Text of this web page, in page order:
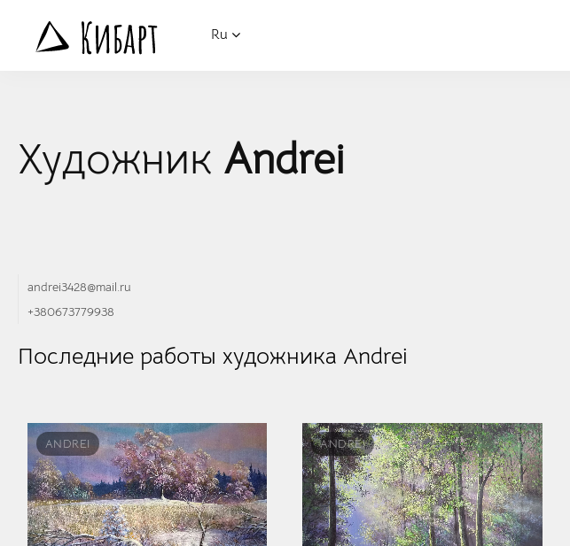
Ru
Художник Andrei
andrei3428@mail.ru
+380673779938
Последние работы художника Andrei
ANDREI ANDREI